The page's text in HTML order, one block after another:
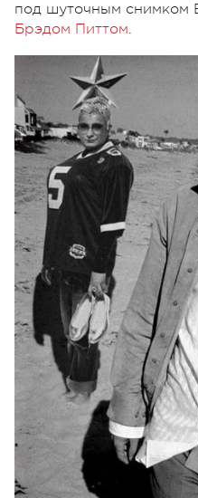
под шуточным снимком
Брэдом Питтом.